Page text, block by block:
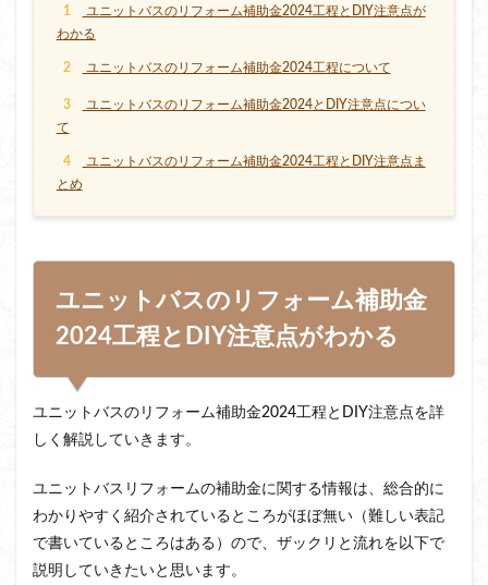
1
ユニットバスのリフォーム補助金2024工程とDIY注意点が
わかる
2 ユニットバスのリフォーム補助金2024工程について
3
ユニットバスのリフォーム補助金2024とDIY注意点につい
て
4
ユニットバスのリフォーム補助金2024工程とDIY注意点ま
とめ
ユニットバスのリフォーム補助金
2024工程とDIY注意点がわかる
ユニットバスのリフォーム補助金2024工程とDIY注意点を詳
しく解説していきます。
ユニットバスリフォームの補助金に関する情報は、総合的に
わかりやすく紹介されているところがほぼ無い（難しい表記
で書いているところはある）ので、ザックリと流れを以下で
説明していきたいと思います。